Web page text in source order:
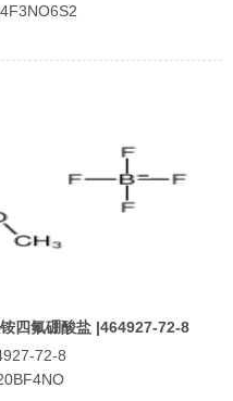
四氟硼酸盐 |464927-72-8
72-8